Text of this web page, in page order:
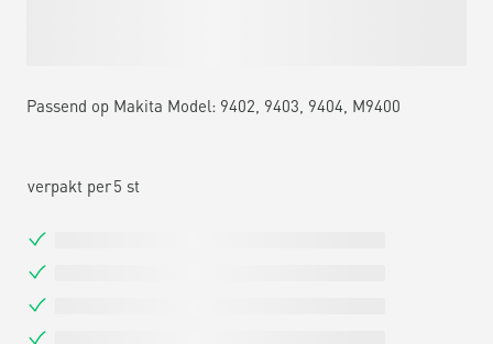
Passend op Makita Model: 9402, 9403, 9404, M9400
verpakt per5 st